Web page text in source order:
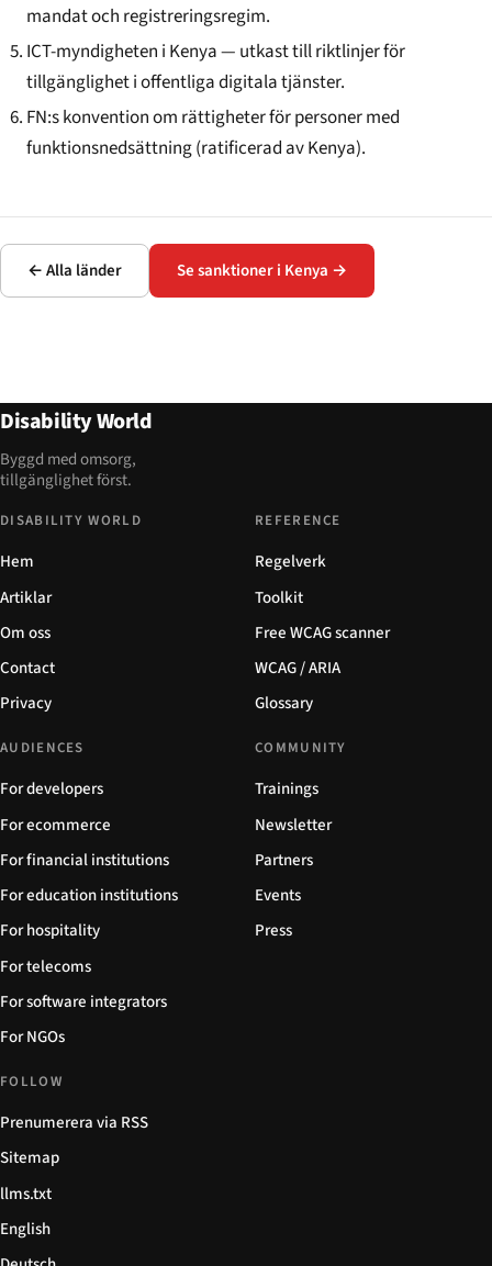
mandat och registreringsregim.
ICT-myndigheten i Kenya — utkast till riktlinjer för
tillgänglighet i offentliga digitala tjänster.
FN:s konvention om rättigheter för personer med
funktionsnedsättning (ratificerad av Kenya).
← Alla länder Se sanktioner i Kenya →
Disability World
Byggd med omsorg,
tillgänglighet först.
DISABILITY WORLD
Hem
Artiklar
Om oss
Contact
Privacy
REFERENCE
Regelverk
Toolkit
Free WCAG scanner
WCAG / ARIA
Glossary
AUDIENCES
For developers
For ecommerce
For financial institutions
For education institutions
For hospitality
For telecoms
For software integrators
For NGOs
COMMUNITY
Trainings
Newsletter
Partners
Events
Press
FOLLOW
Prenumerera via RSS
Sitemap
llms.txt
English